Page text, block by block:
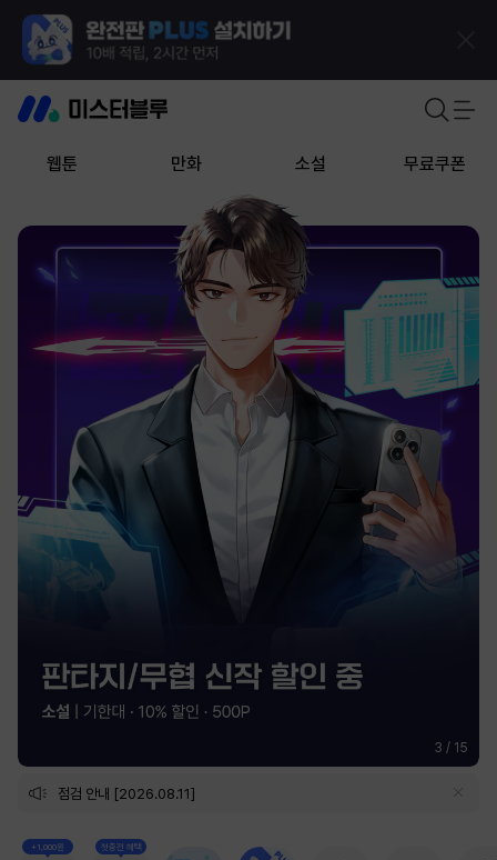
웹툰 만화 소설 무료쿠폰
3 / 15
점검 안내 [2026.08.11]
+1,000원 첫충전 혜택